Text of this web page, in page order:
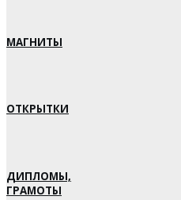
МАГНИТЫ
ОТКРЫТКИ
ДИПЛОМЫ,
ГРАМОТЫ